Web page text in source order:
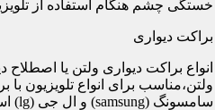
خستگی چشم هنگام استفاده از
براکت دیواری
انواع براکت دیواری ولتن یا اصطلاح
ولتن،مناسب برای انواع تلویزیون با